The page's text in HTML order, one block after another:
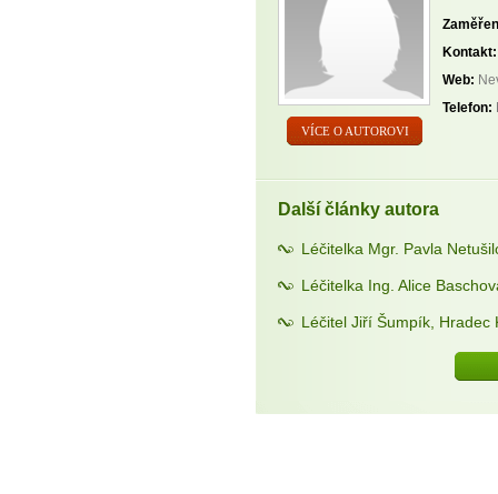
VÍCE O AUTOROVI
Kontakt:
Web:
Telefon:
Další články autora
Léčitelka Mgr. Pavla
Léčitelka Ing. Alice
Léčitel Jiří Šumpík, Hradec